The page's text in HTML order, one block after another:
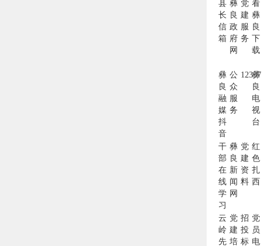
县
长
信
箱
彝
良
政
府
网
党
建
服
务
看
彝
良
下
载
彝
良
融
媒
抖
音
公
众
服
务
12337
彝
良
电
视
台
干
部
在
线
学
习
彝
良
新
闻
网
党
建
资
料
红
色
扎
西
云
岭
先
党
建
培
招
投
标
党
员
电